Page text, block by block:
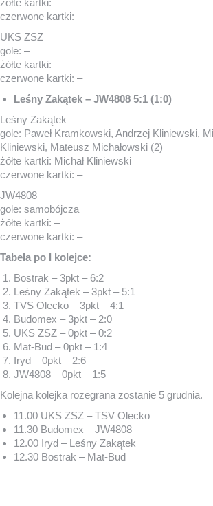
żółte kartki: –
czerwone kartki: –
UKS ZSZ
gole: –
żółte kartki: –
czerwone kartki: –
Leśny Zakątek – JW4808 5:1 (1:0)
Leśny Zakątek
gole: Paweł Kramkowski, Andrzej Kliniewski,
Kliniewski, Mateusz Michałowski (2)
żółte kartki: Michał Kliniewski
czerwone kartki: –
JW4808
gole: samobójcza
żółte kartki: –
czerwone kartki: –
Tabela po I kolejce:
Bostrak – 3pkt – 6:2
Leśny Zakątek – 3pkt – 5:1
TVS Olecko – 3pkt – 4:1
Budomex – 3pkt – 2:0
UKS ZSZ – 0pkt – 0:2
Mat-Bud – 0pkt – 1:4
Iryd – 0pkt – 2:6
JW4808 – 0pkt – 1:5
Kolejna kolejka rozegrana zostanie 5 grudnia.
11.00 UKS ZSZ – TSV Olecko
11.30 Budomex – JW4808
12.00 Iryd – Leśny Zakątek
12.30 Bostrak – Mat-Bud